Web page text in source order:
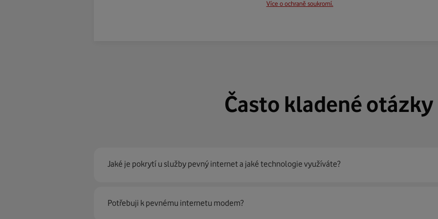
Více o ochraně soukromí.
Často kladené otázky
Jaké je pokrytí u služby pevný internet a jaké technologie využíváte?
Pevný internet můžeme nabídnout99 % českých domácností
prostřednictvím několika
Potřebuji k pevnému internetu modem?